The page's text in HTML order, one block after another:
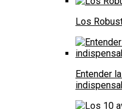
Los
Entender